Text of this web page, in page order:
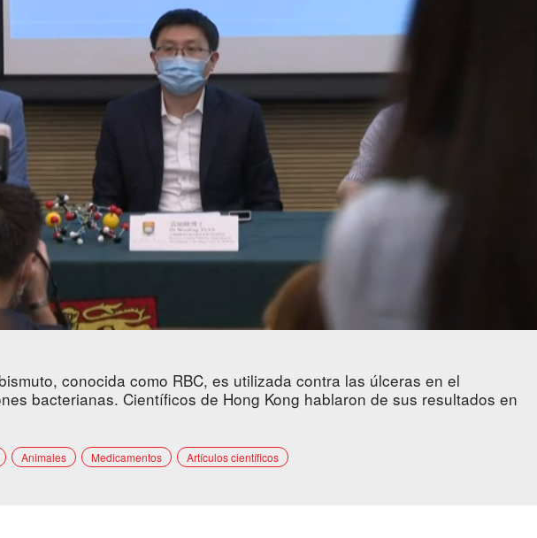
Loaded:
61.80%
conocida como RBC, es utilizada contra las úlceras en el
bacterianas. Científicos de Hong Kong hablaron de sus resultados en
Animales Medicamentos Artículos científicos